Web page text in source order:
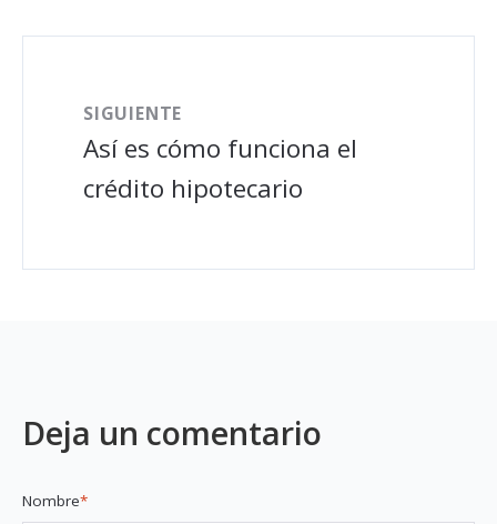
SIGUIENTE
Así es cómo funciona el
crédito hipotecario
Deja un comentario
Nombre*